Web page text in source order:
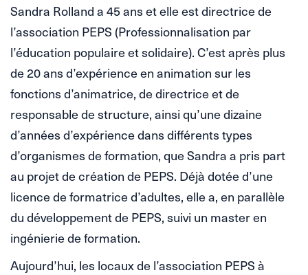
Sandra Rolland a 45 ans et elle est directrice de
l’association PEPS (Professionnalisation par
l’éducation populaire et solidaire). C’est après plus
de 20 ans d’expérience en animation sur les
fonctions d’animatrice, de directrice et de
responsable de structure, ainsi qu’une dizaine
d’années d’expérience dans différents types
d’organismes de formation, que Sandra a pris part
au projet de création de PEPS. Déjà dotée d’une
licence de formatrice d’adultes, elle a, en parallèle
du développement de PEPS, suivi un master en
ingénierie de formation.
Aujourd’hui, les locaux de l’association PEPS à